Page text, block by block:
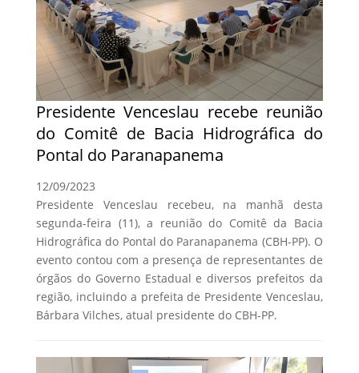
Presidente Venceslau recebe reunião
do Comitê de Bacia Hidrográfica do
Pontal do Paranapanema
12/09/2023
Presidente Venceslau recebeu, na manhã desta
segunda-feira (11), a reunião do Comitê da Bacia
Hidrográfica do Pontal do Paranapanema (CBH-PP). O
evento contou com a presença de representantes de
órgãos do Governo Estadual e diversos prefeitos da
região, incluindo a prefeita de Presidente Venceslau,
Bárbara Vilches, atual presidente do CBH-PP.